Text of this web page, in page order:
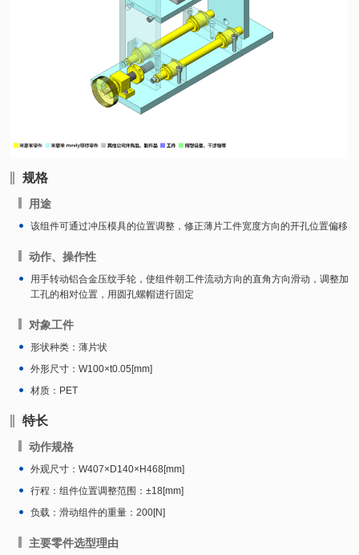
规格
用途
该组件可通过冲压模具的位置调整，修正薄片工件宽度方向的开孔位置偏移
动作、操作性
用手转动铝合金压纹手轮，使组件朝工件流动方向的直角方向滑动，调整加
工孔的相对位置，用圆孔螺帽进行固定
对象工件
形状种类：薄片状
外形尺寸：W100×t0.05[mm]
材质：PET
特长
动作规格
外观尺寸：W407×D140×H468[mm]
行程：组件位置调整范围：±18[mm]
负载：滑动组件的重量：200[N]
主要零件选型理由